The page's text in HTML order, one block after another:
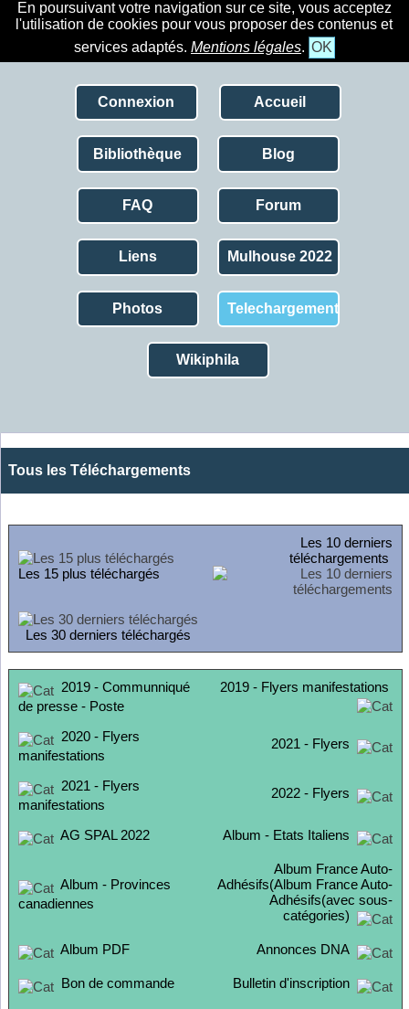
En poursuivant votre navigation sur ce site, vous acceptez
l'utilisation de cookies pour vous proposer des contenus et
services adaptés. Mentions légales. OK
Connexion Accueil
Bibliothèque Blog
FAQ Forum
Liens Mulhouse 2022
Photos Telechargement
Wikiphila
Tous les Téléchargements
Les 15 plus téléchargés
Les 10 derniers
téléchargements
Les 30 derniers téléchargés
2019 - Communniqué
de presse - Poste
2019 - Flyers manifestations
2020 - Flyers
manifestations
2021 - Flyers
2021 - Flyers
manifestations
2022 - Flyers
AG SPAL 2022 Album - Etats Italiens
Album - Provinces
canadiennes
Album France Auto-
Adhésifs(Album France Auto-
Adhésifs(avec sous-
catégories)
Album PDF Annonces DNA
Bon de commande Bulletin d'inscription